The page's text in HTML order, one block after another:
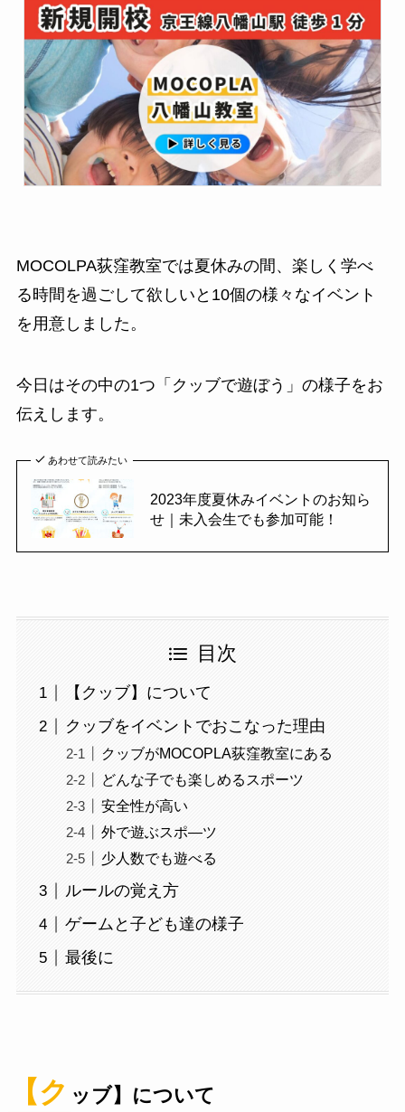
MOCOLPA荻窪教室では夏休みの間、楽しく学べ
る時間を過ごして欲しいと10個の様々なイベント
を用意しました。
今日はその中の1つ「クッブで遊ぼう」の様子をお
伝えします。
あわせて読みたい
2023年度夏休みイベントのお知ら
せ｜未入会生でも参加可能！
目次
【クッブ】について
クッブをイベントでおこなった理由
クッブがMOCOPLA荻窪教室にある
どんな子でも楽しめるスポーツ
安全性が高い
外で遊ぶスポ―ツ
少人数でも遊べる
ルールの覚え方
ゲームと子ども達の様子
最後に
【ク ッブ】について